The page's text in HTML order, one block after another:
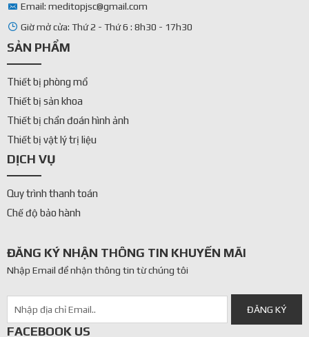
Email: meditopjsc@gmail.com
Giờ mở cửa: Thứ 2 - Thứ 6 : 8h30 - 17h30
SẢN PHẨM
Thiết bị phòng mổ
Thiết bị sản khoa
Thiết bị chẩn đoán hình ảnh
Thiết bị vật lý trị liệu
DỊCH VỤ
Quy trình thanh toán
Chế độ bảo hành
ĐĂNG KÝ NHẬN THÔNG TIN KHUYẾN MÃI
Nhập Email để nhận thông tin từ chúng tôi
FACEBOOK US